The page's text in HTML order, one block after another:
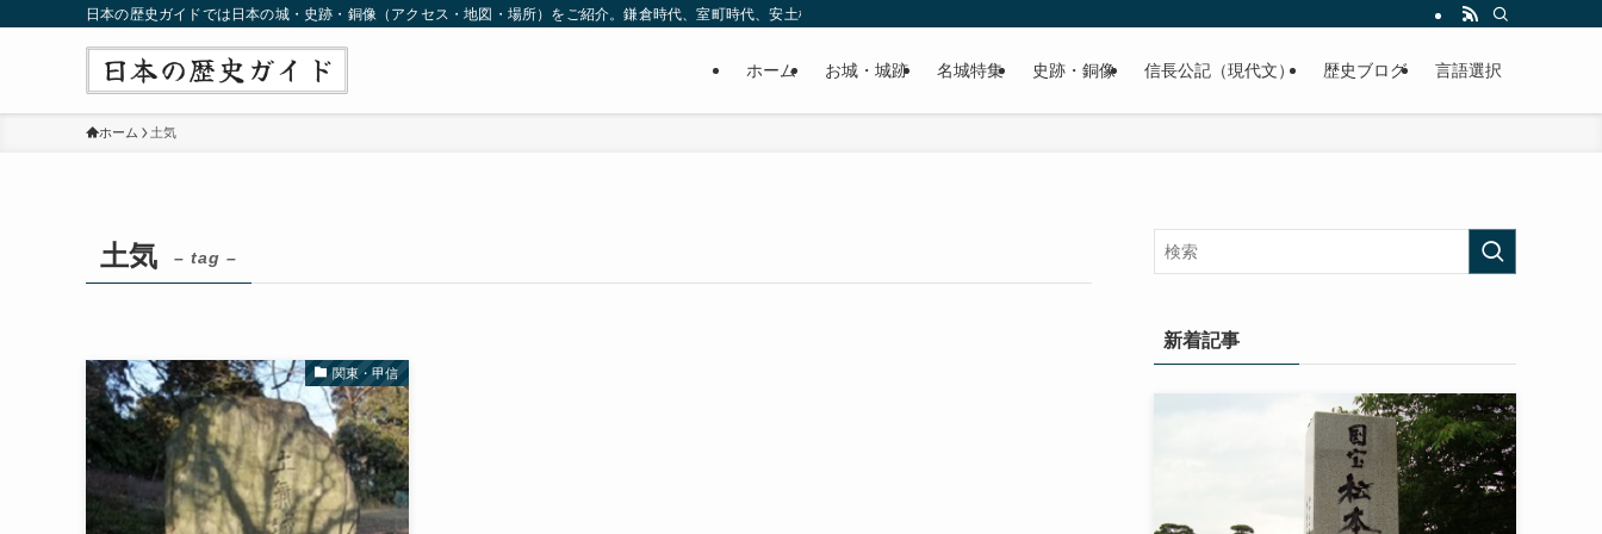
日本の歴史ガイドでは日本の城・史跡・銅像（アクセス・地図・場所）をご紹介。鎌倉時代、室町時代、安土桃山時代（戦国時代）、江戸時代と幅広くご紹介致します。
ホーム お城・城跡 名城特集 史跡・銅像 信長公記（現代文） 歴史ブログ 言語選択
ホーム 土気
土気 – tag –
関東・甲信
新着記事